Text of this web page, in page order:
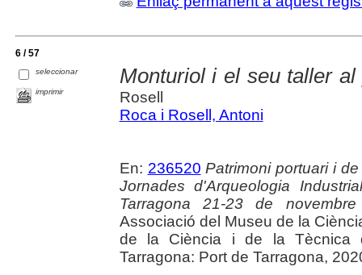
6 / 57
seleccionar
imprimir
Monturiol i el seu taller
Rosell
Roca i Rosell, Antoni
En: 236520 Patrimoni portuari i
Jornades d'Arqueologia
Tarragona 21-23 de
Associació del Museu de la
de la Ciència i de la Tècnica
Tarragona: Port de Tarragona,